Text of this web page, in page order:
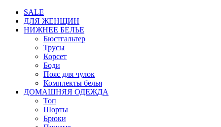
SALE
ДЛЯ ЖЕНЩИН
НИЖНЕЕ БЕЛЬЕ
Бюстгальтер
Трусы
Корсет
Боди
Пояс для чулок
Комплекты белья
ДОМАШНЯЯ ОДЕЖДА
Топ
Шорты
Брюки